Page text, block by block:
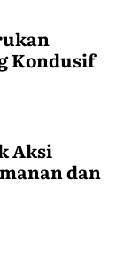
Kondusif
Aksi
dan